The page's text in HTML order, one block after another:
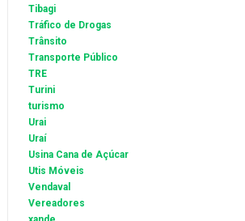
Tibagi
Tráfico de Drogas
Trânsito
Transporte Público
TRE
Turini
turismo
Urai
Uraí
Usina Cana de Açúcar
Utis Móveis
Vendaval
Vereadores